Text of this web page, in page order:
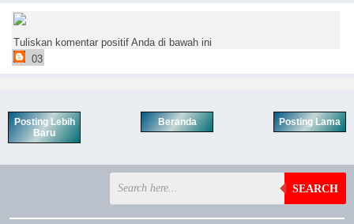
Tuliskan komentar positif Anda di bawah ini
03
Posting Lebih
Baru
Posting Lama
Beranda
SEARCH